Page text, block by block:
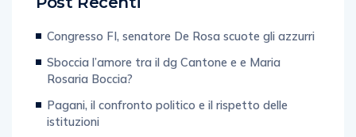
Congresso FI, senatore De Rosa scuote gli azzurri
Sboccia l’amore tra il dg Cantone e e Maria
Rosaria Boccia?
Pagani, il confronto politico e il rispetto delle
istituzioni